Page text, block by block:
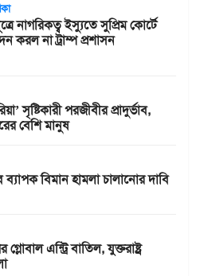
নাগরিকত্ব ইস্যুতে সুপ্রিম কোর্টে
করল না ট্রাম্প প্রশাসন
সৃষ্টিকারী পরজীবীর প্রাদুর্ভাব,
বেশি মানুষ
ব্যাপক বিমান হামলা চালানোর দাবি
এন্ট্রি বাতিল, যুক্তরাষ্ট্র